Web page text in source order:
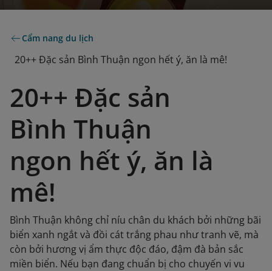
Cẩm nang du lịch
20++ Đặc sản Bình Thuận ngon hết ý, ăn là mê!
20++ Đặc sản
Bình Thuận
ngon hết ý, ăn là
mê!
Bình Thuận không chỉ níu chân du khách bởi những bãi
biển xanh ngắt và đồi cát trắng phau như tranh vẽ, mà
còn bởi hương vị ẩm thực độc đáo, đậm đà bản sắc
miền biển. Nếu bạn đang chuẩn bị cho chuyến vi vu